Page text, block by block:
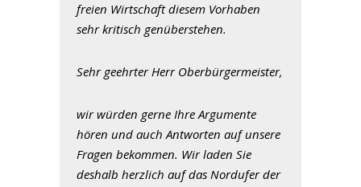
freien Wirtschaft diesem Vorhaben
sehr kritisch genüberstehen.
Sehr geehrter Herr Oberbürgermeister,
wir würden gerne Ihre Argumente
hören und auch Antworten auf unsere
Fragen bekommen. Wir laden Sie
deshalb herzlich auf das Nordufer der